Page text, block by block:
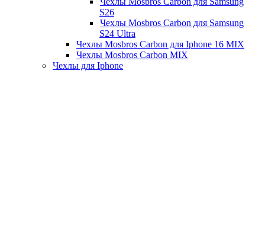
S26
Чехлы Mosbros Carbon для Samsung
S24 Ultra
Чехлы Mosbros Carbon для Iphone 16 MIX
Чехлы Mosbros Carbon MIX
Чехлы для Iphone